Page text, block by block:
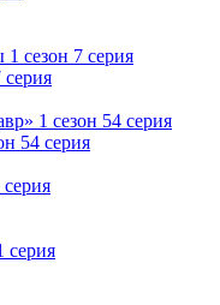
серия
54 серия